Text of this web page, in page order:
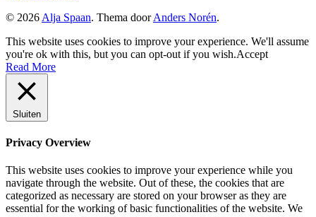
© 2026 Alja Spaan. Thema doorAnders Norén.
This website uses cookies to improve your experience. We'll assume
you're ok with this, but you can opt-out if you wish.Accept
Read More
Sluiten
Privacy Overview
This website uses cookies to improve your experience while you
navigate through the website. Out of these, the cookies that are
categorized as necessary are stored on your browser as they are
essential for the working of basic functionalities of the website. We